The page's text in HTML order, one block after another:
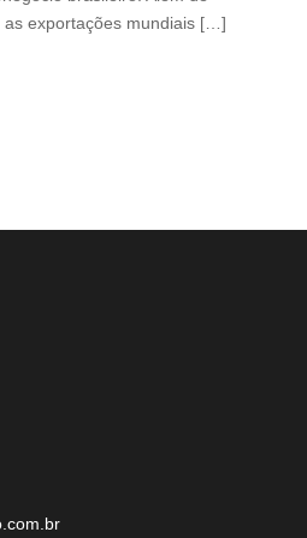
as exportações mundiais […]